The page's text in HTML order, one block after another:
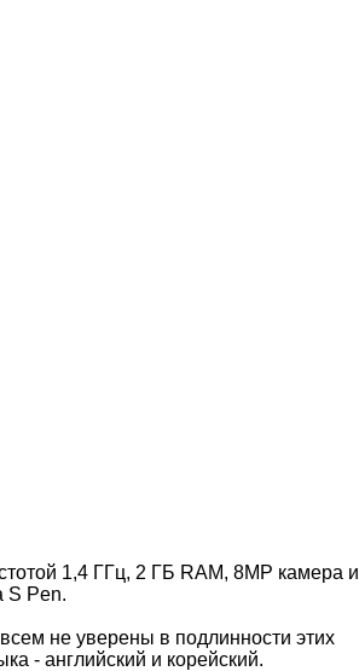
1,4 ГГц, 2 ГБ RAM, 8МР камера и
S Pen.
не уверены в подлинности этих
- английский и корейский.